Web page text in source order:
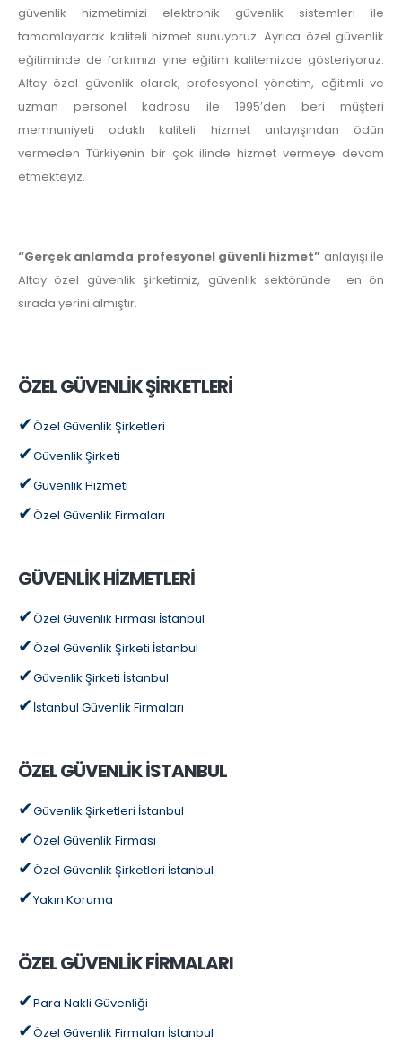
güvenlik hizmetimizi elektronik güvenlik sistemleri ile
tamamlayarak kaliteli hizmet sunuyoruz. Ayrıca özel güvenlik
eğitiminde de farkımızı yine eğitim kalitemizde gösteriyoruz.
Altay özel güvenlik olarak, profesyonel yönetim, eğitimli ve
uzman personel kadrosu ile 1995’den beri müşteri
memnuniyeti odaklı kaliteli hizmet anlayışından ödün
vermeden Türkiyenin bir çok ilinde hizmet vermeye devam
etmekteyiz.
“Gerçek anlamda profesyonel güvenli hizmet” anlayışı ile
Altay özel güvenlik şirketimiz, güvenlik sektöründe en ön
sırada yerini almıştır.
ÖZEL GÜVENLİK ŞİRKETLERİ
Özel Güvenlik Şirketleri
Güvenlik Şirketi
Güvenlik Hizmeti
Özel Güvenlik Firmaları
GÜVENLİK HİZMETLERİ
Özel Güvenlik Firması İstanbul
Özel Güvenlik Şirketi İstanbul
Güvenlik Şirketi İstanbul
İstanbul Güvenlik Firmaları
ÖZEL GÜVENLİK İSTANBUL
Güvenlik Şirketleri İstanbul
Özel Güvenlik Firması
Özel Güvenlik Şirketleri İstanbul
Yakın Koruma
ÖZEL GÜVENLİK FİRMALARI
Para Nakli Güvenliği
Özel Güvenlik Firmaları İstanbul